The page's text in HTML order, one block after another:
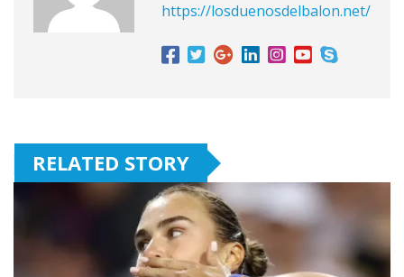
https://losduenosdelbalon.net/
RELATED STORY